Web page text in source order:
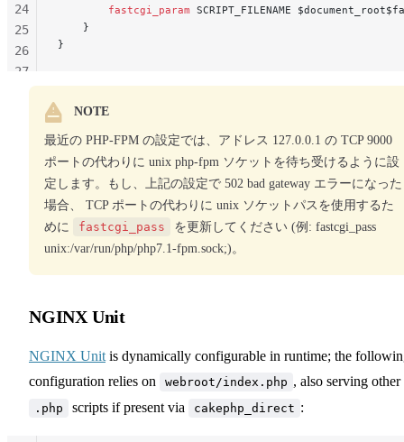
        fastcgi_param
SCRIPT_FILENAME
    }
}
24
25
26
27
NOTE
最近の PHP-FPM の設定では、アドレス 127.0.0.1 の TCP 9000
ポートの代わりに unix php-fpm ソケットを待ち受けるように設
定します。もし、上記の設定で 502 bad gateway エラーになった
場合、 TCP ポートの代わりに unix ソケットパスを使用するた
めに
fastcgi_pass
を更新してください (例: fastcgi_pass
unix:/var/run/php/php7.1-fpm.sock;)。
NGINX Unit
NGINX Unit is dynamically configurable in runtime; the
configuration relies on
webroot/index.php , also serving other
.php scripts if present via cakephp_direct :